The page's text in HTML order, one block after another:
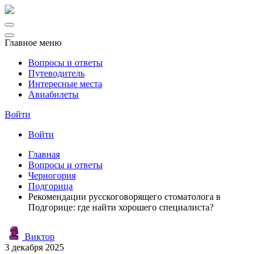
Главное меню
Вопросы и ответы
Путеводитель
Интересные места
Авиабилеты
Войти
Войти
Главная
Вопросы и ответы
Черногория
Подгорица
Рекомендации русскоговорящего стоматолога в
Подгорице: где найти хорошего специалиста?
Виктор
3 декабря 2025